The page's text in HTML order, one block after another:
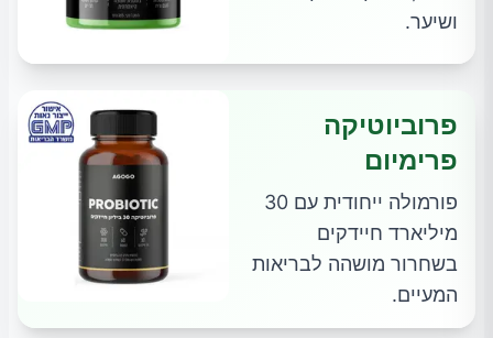
ושיער.
פרוביוטיקה
פרימיום
פורמולה ייחודית עם 30
מיליארד חיידקים
בשחרור מושהה לבריאות
המעיים.